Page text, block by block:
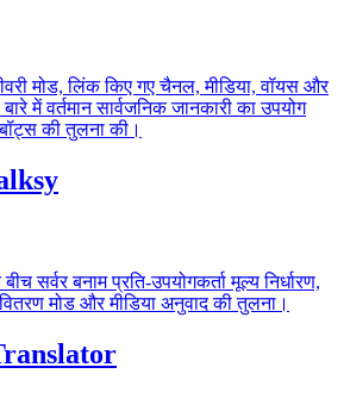
मोड, लिंक किए गए चैनल, मीडिया, वॉयस और
में वर्तमान सार्वजनिक जानकारी का उपयोग
की तुलना की।
सर्वर बनाम प्रति-उपयोगकर्ता मूल्य निर्धारण,
मोड और मीडिया अनुवाद की तुलना।